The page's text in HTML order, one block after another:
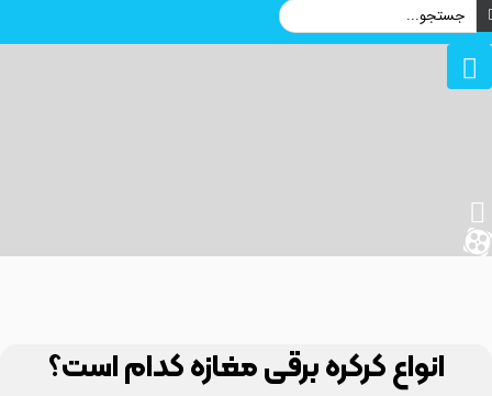
انواع کرکره برقی مغازه کدام است؟